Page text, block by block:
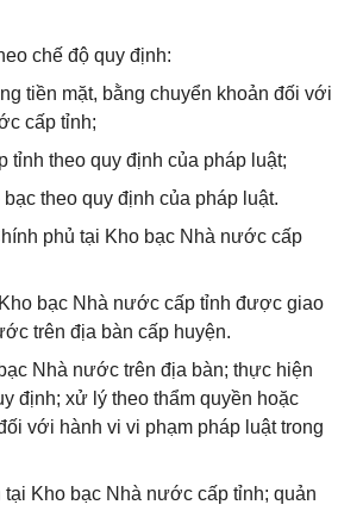
chế độ quy định:
tiền mặt, bằng chuyển khoản đối với
cấp tỉnh;
tỉnh theo quy định của pháp luật;
theo quy định của pháp luật.
phủ tại Kho bạc Nhà nước cấp
bạc Nhà nước cấp tỉnh được giao
trên địa bàn cấp huyện.
Nhà nước trên địa bàn; thực hiện
định; xử lý theo thẩm quyền hoặc
với hành vi vi phạm pháp luật trong
Kho bạc Nhà nước cấp tỉnh; quản